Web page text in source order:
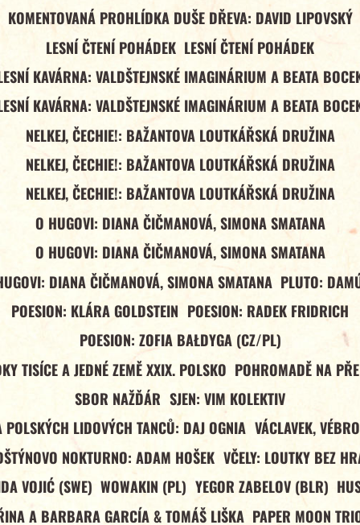
KOMENTOVANÁ PROHLÍDKA DUŠE DŘEVA: DAVID LIPOVSKÝ
LESNÍ ČTENÍ POHÁDEK LESNÍ ČTENÍ POHÁDEK
KAVÁRNA: VALDŠTEJNSKÉ IMAGINÁRIUM A BEATA
KAVÁRNA: VALDŠTEJNSKÉ IMAGINÁRIUM A BEATA
NELKEJ, ČECHIE!: BAŽANTOVA LOUTKÁŘSKÁ DRUŽINA
NELKEJ, ČECHIE!: BAŽANTOVA LOUTKÁŘSKÁ DRUŽINA
NELKEJ, ČECHIE!: BAŽANTOVA LOUTKÁŘSKÁ DRUŽINA
O HUGOVI: DIANA ČIČMANOVÁ, SIMONA SMATANA
O HUGOVI: DIANA ČIČMANOVÁ, SIMONA SMATANA
DIANA ČIČMANOVÁ, SIMONA SMATANA PLUTO:
POESION: KLÁRA GOLDSTEIN POESION: RADEK FRIDRICH
POESION: ZOFIA BAŁDYGA (CZ/PL)
TISÍCE A JEDNÉ ZEMĚ XXIX. POLSKO POHROMADĚ NA
SBOR NAŽĎÁR SJEN: VIM KOLEKTIV
POLSKÝCH LIDOVÝCH TANCŮ: DAJ OGNIA VÁCLAVEK,
NOKTURNO: ADAM HOŠEK VČELY: LOUTKY BEZ
VOJIĆ (SWE) WOWAKIN (PL) YEGOR ZABELOV (BLR)
A BARBARA GARCÍA & TOMÁŠ LIŠKA PAPER MOON